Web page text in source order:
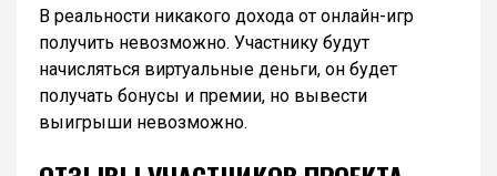
В реальности никакого дохода от онлайн-игр
получить невозможно. Участнику будут
начисляться виртуальные деньги, он будет
получать бонусы и премии, но вывести
выигрыши невозможно.